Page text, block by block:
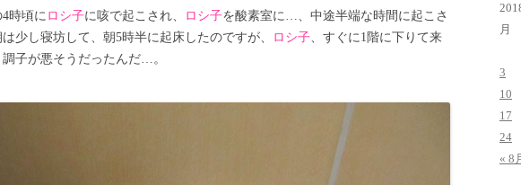
時頃に ロシ子に咳で起こされ、 ロシ子を酸素室に…、中途半端な時間に起こさ
少し寝坊して、朝5時半に起床したのですが、
ロシ子 、すぐに1階に下りて来
子が悪そうだったんだ…。
月
3
10
17
24
« 8